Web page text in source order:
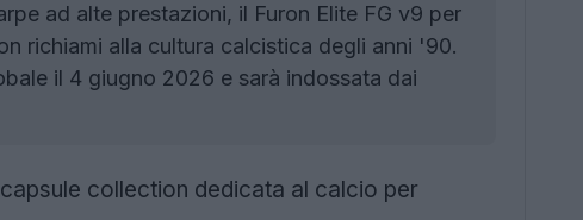
ad alte prestazioni, il Furon Elite FG v9 per
richiami alla cultura calcistica degli anni '90.
il 4 giugno 2026 e sarà indossata dai
collection dedicata al calcio per